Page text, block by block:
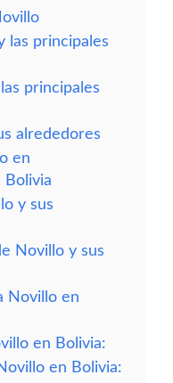
las principales
principales
alrededores
en
Bolivia
y sus
Novillo y sus
Novillo en
en Bolivia:
en Bolivia: